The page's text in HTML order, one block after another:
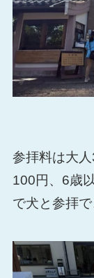
参拝料は大
100円、6歳
で犬と参拝